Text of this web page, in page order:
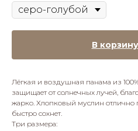
В корзину
Лёгкая и воздушная панама из
защищает от солнечных лучей,
жарко. Хлопковый муслин отлично
быстро сохнет.
Три размера: